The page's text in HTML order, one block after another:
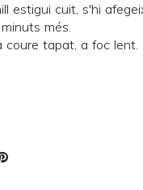
estigui cuit, s'hi
més.
coure tapat, a foc lent.